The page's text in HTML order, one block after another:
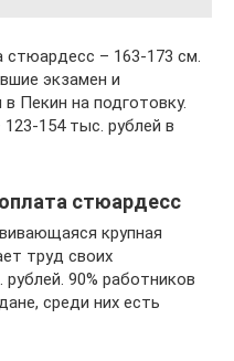
– 163-173 см.
экзамен и
Пекин на подготовку.
154 тыс. рублей в
стюардесс
крупная
труд своих
90% работников
среди них есть